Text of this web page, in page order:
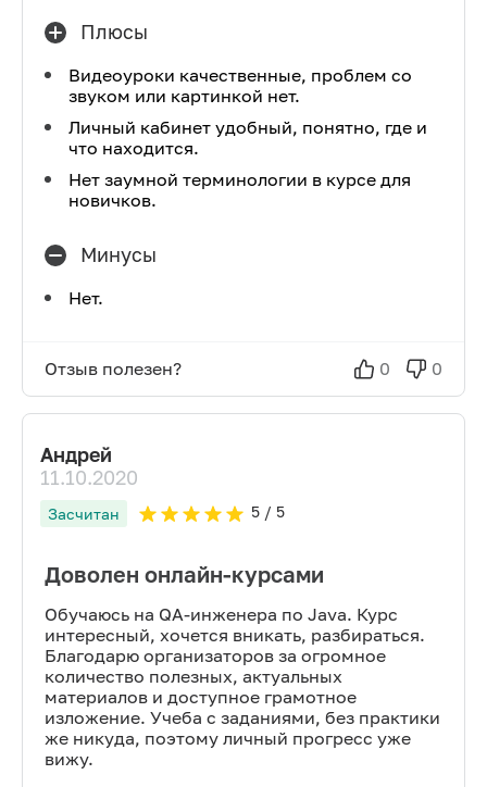
Плюсы
Видеоуроки качественные, проблем со
звуком или картинкой нет.
Личный кабинет удобный, понятно, где и
что находится.
Нет заумной терминологии в курсе для
новичков.
Минусы
Нет.
Отзыв полезен? 0 0
Андрей
11.10.2020
Засчитан 5/ 5
Доволен онлайн-курсами
Обучаюсь на QA-инженера по Java. Курс
интересный, хочется вникать, разбираться.
Благодарю организаторов за огромное
количество полезных, актуальных
материалов и доступное грамотное
изложение. Учеба с заданиями, без практики
же никуда, поэтому личный прогресс уже
вижу.